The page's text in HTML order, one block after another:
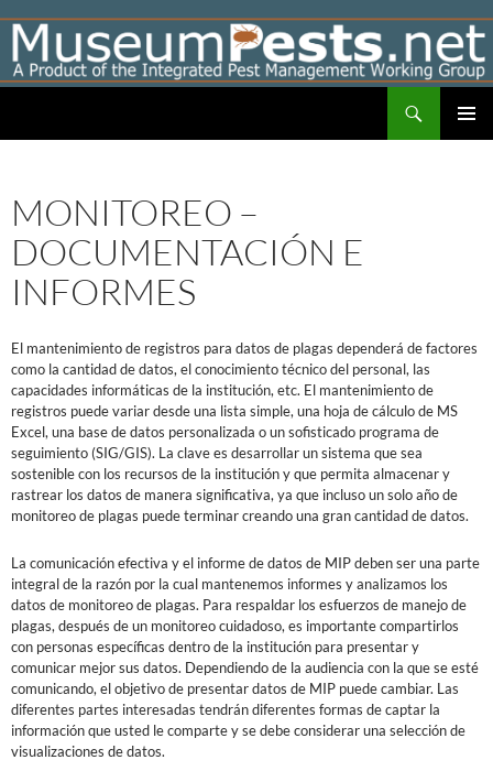
content
MONITOREO –
DOCUMENTACIÓN E
INFORMES
El mantenimiento de registros para datos de plagas dependerá de factores
como la cantidad de datos, el conocimiento técnico del personal, las
capacidades informáticas de la institución, etc. El mantenimiento de
registros puede variar desde una lista simple, una hoja de cálculo de MS
Excel, una base de datos personalizada o un sofisticado programa de
seguimiento (SIG/GIS). La clave es desarrollar un sistema que sea
sostenible con los recursos de la institución y que permita almacenar y
rastrear los datos de manera significativa, ya que incluso un solo año de
monitoreo de plagas puede terminar creando una gran cantidad de datos.
La comunicación efectiva y el informe de datos de MIP deben ser una parte
integral de la razón por la cual mantenemos informes y analizamos los
datos de monitoreo de plagas. Para respaldar los esfuerzos de manejo de
plagas, después de un monitoreo cuidadoso, es importante compartirlos
con personas específicas dentro de la institución para presentar y
comunicar mejor sus datos. Dependiendo de la audiencia con la que se esté
comunicando, el objetivo de presentar datos de MIP puede cambiar. Las
diferentes partes interesadas tendrán diferentes formas de captar la
información que usted le comparte y se debe considerar una selección de
visualizaciones de datos.